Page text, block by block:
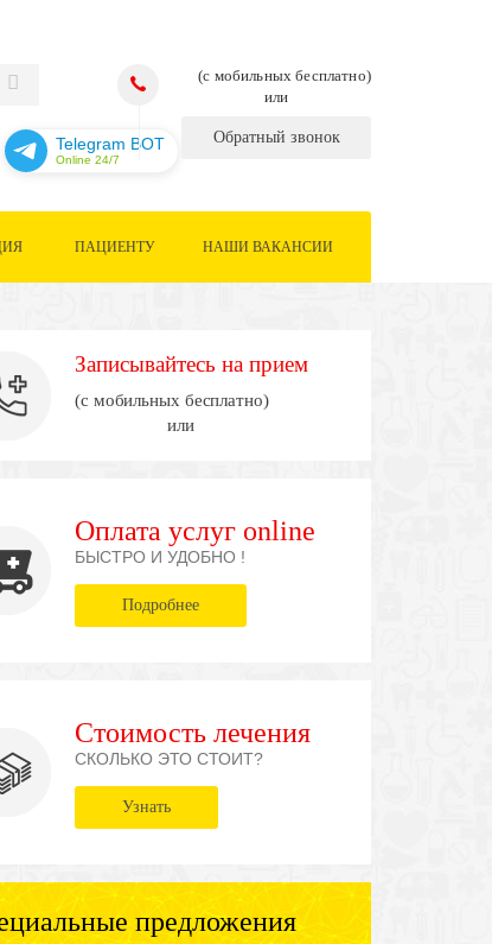
(с мобильных бесплатно)
или
Обратный звонок
Telegram BOT
Online 24/7
ПАЦИЕНТУ НАШИ ВАКАНСИИ
Записывайтесь на прием
(с мобильных бесплатно)
или
Оплата услуг online
БЫСТРО И УДОБНО !
Подробнее
Стоимость лечения
СКОЛЬКО ЭТО СТОИТ?
Узнать
предложения